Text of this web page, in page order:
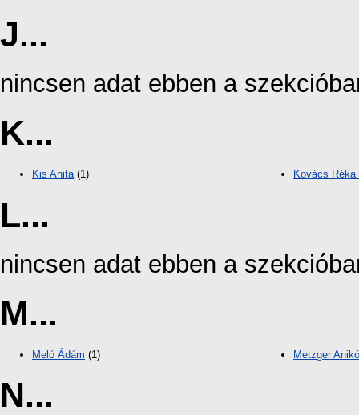
J...
nincsen adat ebben a
K...
Kis Anita(1) Kovács Réka
L...
nincsen adat ebben a
M...
Meló Ádám (1) Metzger Anikó
N...